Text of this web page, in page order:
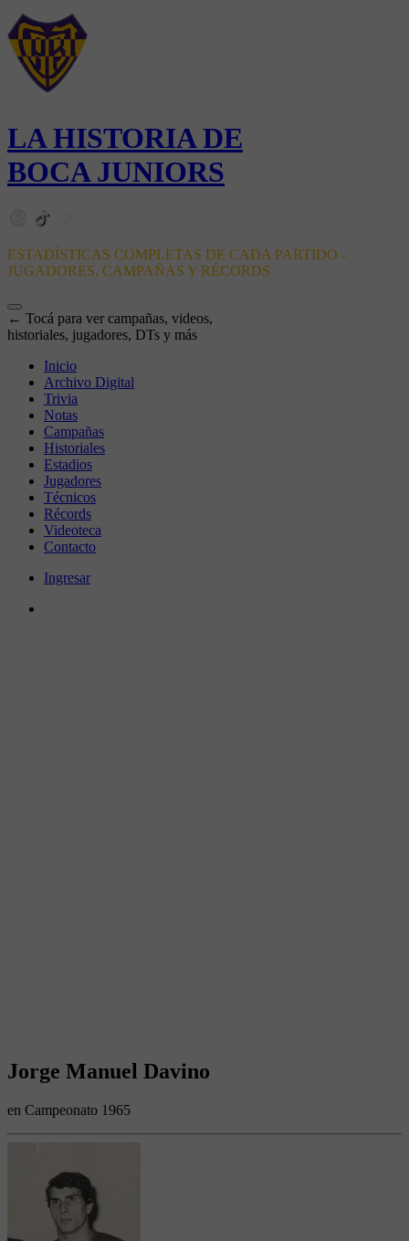
LA HISTORIA DE
BOCA JUNIORS
ESTADÍSTICAS COMPLETAS DE CADA PARTIDO -
JUGADORES, CAMPAÑAS Y RÉCORDS
← Tocá para ver campañas, videos,
historiales, jugadores, DTs y más
Inicio
Archivo Digital
Trivia
Notas
Campañas
Historiales
Estadios
Jugadores
Técnicos
Récords
Videoteca
Contacto
Ingresar
Jorge Manuel Davino
en Campeonato 1965